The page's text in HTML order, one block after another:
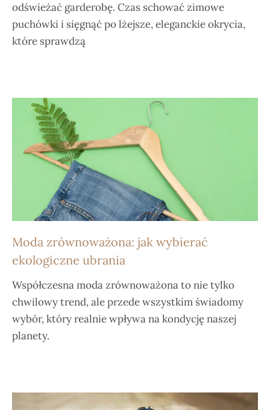
odświeżać garderobę. Czas schować zimowe
puchówki i sięgnąć po lżejsze, eleganckie okrycia,
które sprawdzą
Moda zrównoważona: jak wybierać
ekologiczne ubrania
Współczesna moda zrównoważona to nie tylko
chwilowy trend, ale przede wszystkim świadomy
wybór, który realnie wpływa na kondycję naszej
planety.